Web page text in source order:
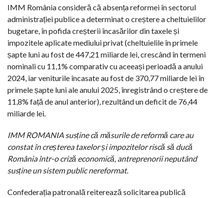
IMM România consideră că absența reformei în sectorul
administrației publice a determinat o creștere a cheltuielilor
bugetare, în pofida creșterii încasărilor din taxele și
impozitele aplicate mediului privat (cheltuielile în primele
șapte luni au fost de 447,21 miliarde lei, crescând în termeni
nominali cu 11,1% comparativ cu aceeași perioadă a anului
2024, iar veniturile încasate au fost de 370,77 miliarde lei în
primele șapte luni ale anului 2025, înregistrând o creștere de
11,8% față de anul anterior), rezultând un deficit de 76,44
miliarde lei.
IMM ROMANIA susține că măsurile de reformă care au
constat în creșterea taxelor și impozitelor riscă să ducă
România într-o criză economică, antreprenorii neputând
susține un sistem public nereformat.
Confederația patronală reiterează solicitarea publică